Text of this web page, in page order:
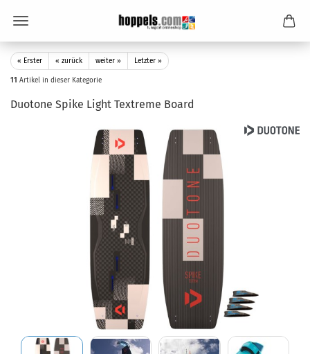
« Erster « zurück weiter » Letzter »
11 Artikel in dieser Kategorie
Duotone Spike Light Textreme Board